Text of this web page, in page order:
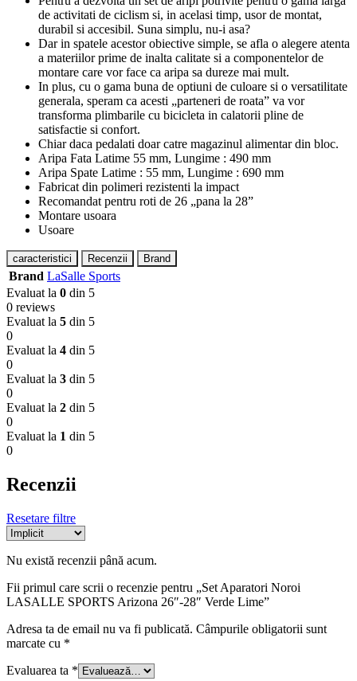
de activitati de ciclism si, in acelasi timp, usor de montat,
durabil si accesibil. Suna simplu, nu-i asa?
Dar in spatele acestor obiective simple, se afla o alegere atenta
a materiilor prime de inalta calitate si a componentelor de
montare care vor face ca aripa sa dureze mai mult.
In plus, cu o gama buna de optiuni de culoare si o versatilitate
generala, speram ca acesti „parteneri de roata” va vor
transforma plimbarile cu bicicleta in calatorii pline de
satisfactie si confort.
Chiar daca pedalati doar catre magazinul alimentar din bloc.
Aripa Fata Latime 55 mm, Lungime : 490 mm
Aripa Spate Latime : 55 mm, Lungime : 690 mm
Fabricat din polimeri rezistenti la impact
Recomandat pentru roti de 26 „pana la 28”
Montare usoara
Usoare
caracteristici Recenzii Brand
Brand LaSalle Sports
Evaluat la 0 din 5
0 reviews
Evaluat la 5 din 5
0
Evaluat la 4 din 5
0
Evaluat la 3 din 5
0
Evaluat la 2 din 5
0
Evaluat la 1 din 5
0
Recenzii
Resetare filtre
Nu există recenzii până acum.
Fii primul care scrii o recenzie pentru „Set Aparatori Noroi
LASALLE SPORTS Arizona 26″-28″ Verde Lime”
Adresa ta de email nu va fi publicată. Câmpurile obligatorii sunt
marcate cu *
Evaluarea ta *